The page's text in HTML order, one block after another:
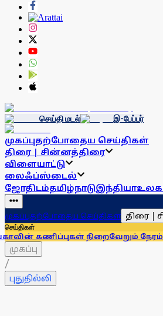
செய்தி மடல் இ-பேப்பர்
முகப்புதற்போதைய செய்திகள்
திரை | சின்னத்திரை
விளையாட்டு
லைஃப்ஸ்டைல்
ஜோதிடம்தமிழ்நாடுஇந்தியா
முகப்புதற்போதைய செய்திகள் திரை |
செய்திகள்
நிறைவேறும் நேரம்
முகப்பு
/
புதுதில்லி